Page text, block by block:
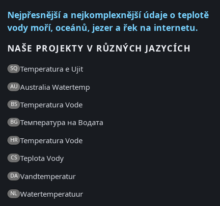
Nejpřesnější a nejkomplexnější údaje o teplotě
vody moří, oceánů, jezer a řek na internetu.
NAŠE PROJEKTY V RŮZNÝCH JAZYCÍCH
SQ Temperatura e Ujit
AU Australia Watertemp
BS Temperatura Vode
BG Температура на Водата
HR Temperatura Vode
CS Teplota Vody
DA Vandtemperatur
NL Watertemperatuur